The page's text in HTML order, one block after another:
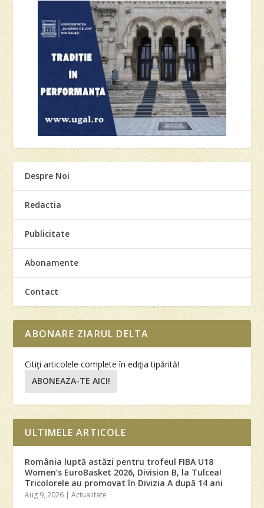
Despre Noi
Redactia
Publicitate
Abonamente
Contact
ABONARE ZIARUL DELTA
Citiţi articolele complete în ediţia tipărită!
ABONEAZA-TE AICI!
ULTIMELE ARTICOLE
România luptă astăzi pentru trofeul FIBA U18
Women’s EuroBasket 2026, Division B, la Tulcea!
Tricolorele au promovat în Divizia A după 14 ani
Aug 9, 2026 |Actualitate